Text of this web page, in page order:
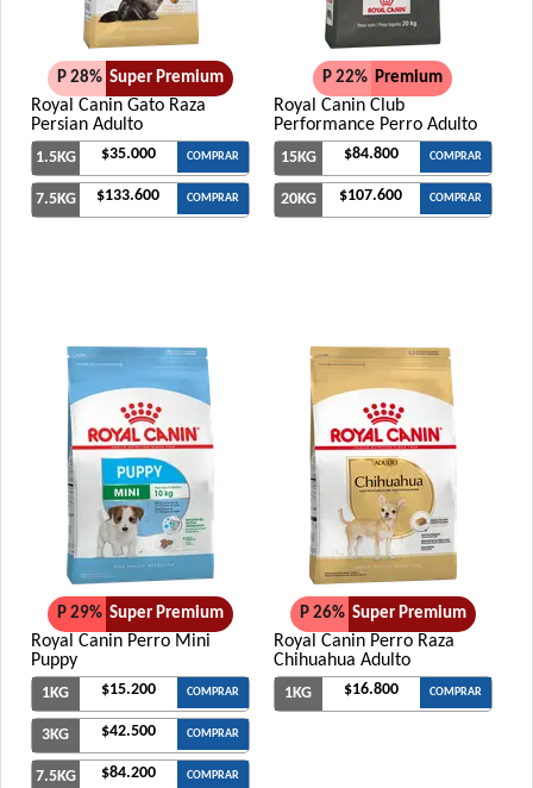
P 28% Super Premium
Royal Canin Gato Raza
Persian Adulto
1.5KG $35.000 COMPRAR
7.5KG $133.600 COMPRAR
P 22% Premium
Royal Canin Club
Performance Perro Adulto
15KG $84.800 COMPRAR
20KG $107.600 COMPRAR
P 29% Super Premium
Royal Canin Perro Mini
Puppy
1KG $15.200 COMPRAR
3KG $42.500 COMPRAR
7.5KG $84.200 COMPRAR
P 26% Super Premium
Royal Canin Perro Raza
Chihuahua Adulto
1KG $16.800 COMPRAR